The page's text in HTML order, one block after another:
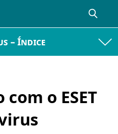
– Índice
o ESET